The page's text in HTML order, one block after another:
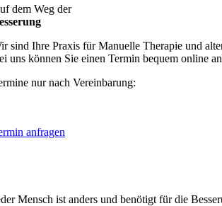
dem Weg der
sind Ihre Praxis für Manuelle Therapie und
uns können Sie einen Termin bequem online
nur nach Vereinbarung:
anfragen
Mensch ist anders und benötigt für die